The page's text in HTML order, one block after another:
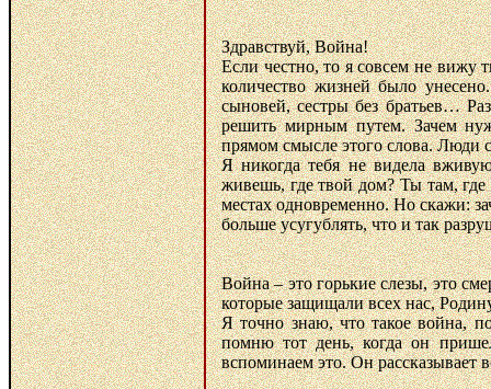
Здравствуй, Война!
Если честно, то я совсем не вижу
количество жизней было
сыновей, сестры без братьев…
решить мирным путем. Зачем
прямом смысле этого слова. Люди
Я никогда тебя не видела
живешь, где твой дом? Ты там,
местах одновременно. Но скажи:
больше усугублять, что и так
Война – это горькие слезы, это
которые защищали всех нас,
Я точно знаю, что такое война,
помню тот день, когда он
вспоминаем это. Он рассказывает